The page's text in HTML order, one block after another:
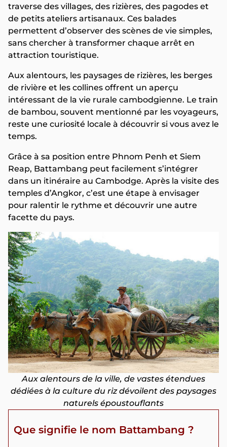
traverse des villages, des rizières, des pagodes et
de petits ateliers artisanaux. Ces balades
permettent d’observer des scènes de vie simples,
sans chercher à transformer chaque arrêt en
attraction touristique.
Aux alentours, les paysages de rizières, les berges
de rivière et les collines offrent un aperçu
intéressant de la vie rurale cambodgienne. Le train
de bambou, souvent mentionné par les voyageurs,
reste une curiosité locale à découvrir si vous avez le
temps.
Grâce à sa position entre Phnom Penh et Siem
Reap, Battambang peut facilement s’intégrer
dans un itinéraire au Cambodge. Après la visite des
temples d’Angkor, c’est une étape à envisager
pour ralentir le rythme et découvrir une autre
facette du pays.
Aux alentours de la ville, de vastes étendues
dédiées à la culture du riz dévoilent des paysages
naturels époustouflants
Que signifie le nom Battambang ?